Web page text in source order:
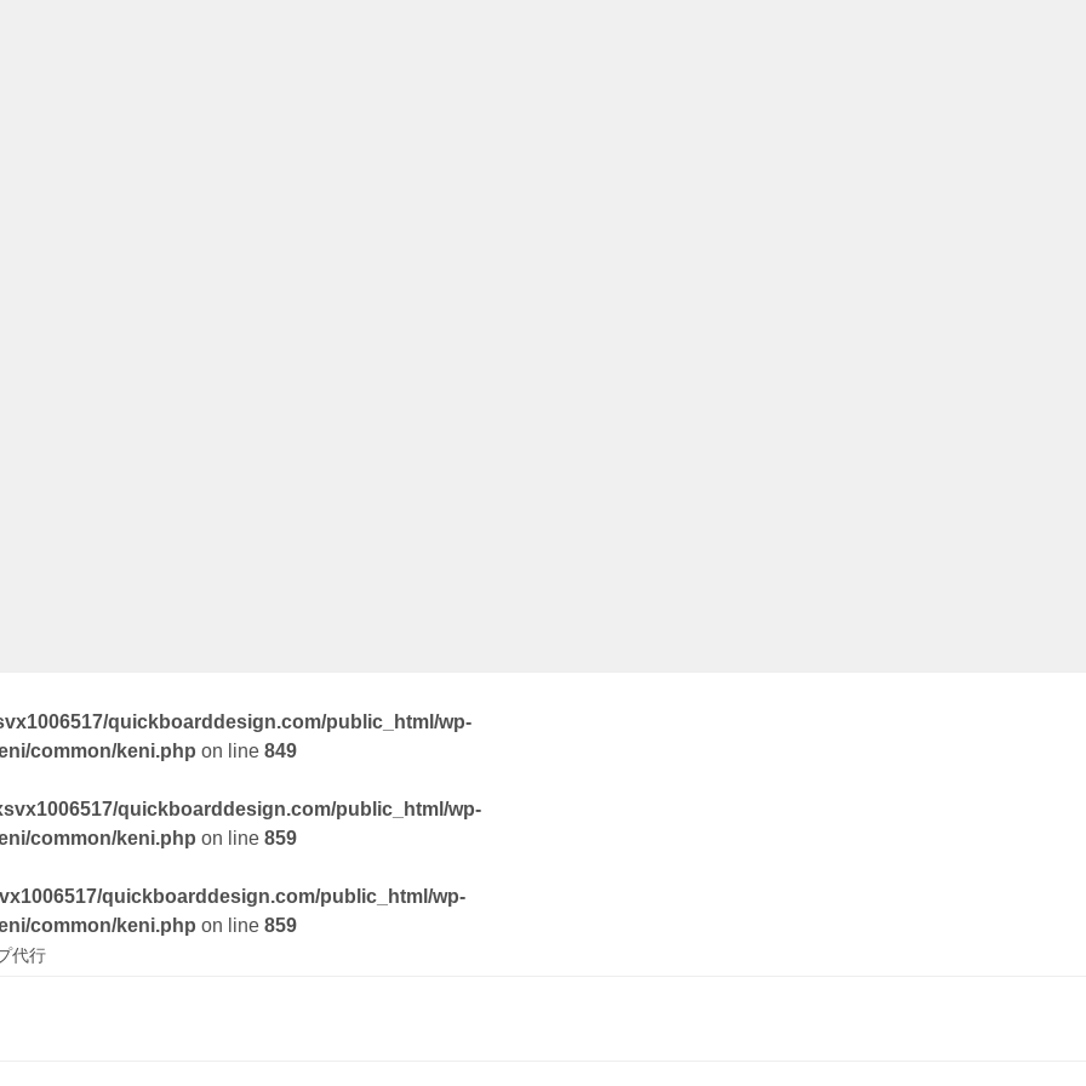
quickboarddesign.com/public_html/wp-
common/keni.php on line 849
quickboarddesign.com/public_html/wp-
common/keni.php on line 859
quickboarddesign.com/public_html/wp-
common/keni.php on line 859
代行